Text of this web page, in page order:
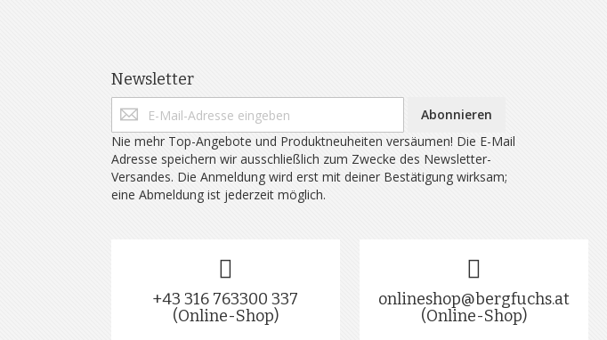
Newsletter
Abonnieren
Nie mehr Top-Angebote und Produktneuheiten versäumen! Die E-Mail
Adresse speichern wir ausschließlich zum Zwecke des Newsletter-
Versandes. Die Anmeldung wird erst mit deiner Bestätigung wirksam;
eine Abmeldung ist jederzeit möglich.
+43 316 763300 337
(Online-Shop)
onlineshop@bergfuchs.at
(Online-Shop)